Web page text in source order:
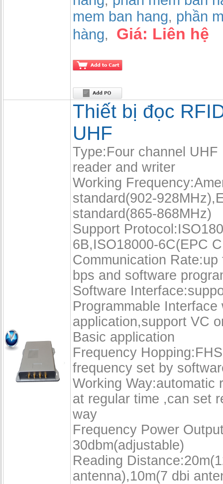
mem ban hang, phần
hàng, Giá: Liên hệ
Thiết bị đọc
UHF
Type:Four channel UHF
reader and writer
Working
standard(902-
standard(865-868MHz)
Support
6B,ISO18000-6C(EPC
Communication Rate:up
bps and software
Software
Programmable Interface
application,support VC
Basic application
Frequency
frequency set by
Working Way:automatic
at regular time ,can set
way
Frequency Power
30dbm(adjustable)
Reading
antenna),10m(7 dbi